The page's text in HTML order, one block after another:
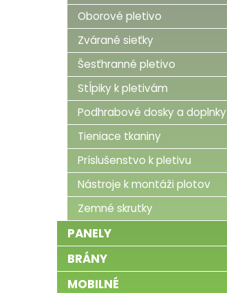
Oborové pletivo
Zvárané sieťky
Šesťhranné pletivo
Stĺpiky k pletivám
Podhrabové dosky a doplnky
Tieniace tkaniny
Príslušenstvo k pletivu
Nástroje k montáži plotov
Zemné skrutky
PANELY
BRÁNY
MOBILNÉ